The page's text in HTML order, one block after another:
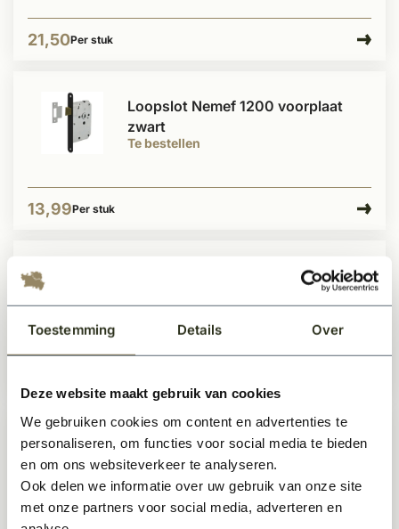
Toestemming Details Over
Deze website maakt gebruik van cookies
We gebruiken cookies om content en advertenties te
personaliseren, om functies voor social media te bieden
en om ons websiteverkeer te analyseren.
Ook delen we informatie over uw gebruik van onze site
met onze partners voor social media, adverteren en
21,50Per stuk
Te bestellen
Loopslot Nemef 1200 voorplaat
zwart
13,99Per stuk
Op voorraad
Kastslot Nemef 1200 voorplaat RVS
Op voorraad
Toiletslot Nemef 1200 voorplaat
RVS